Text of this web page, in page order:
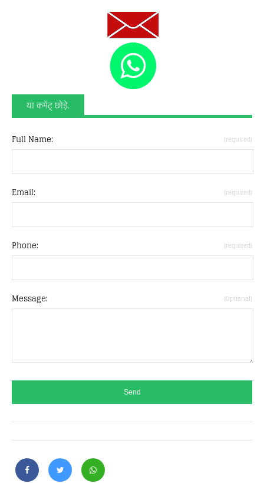
या कमेंट् छोड़े.
Full Name: (required)
Email: (required)
Phone: (required)
Message: (Optional)